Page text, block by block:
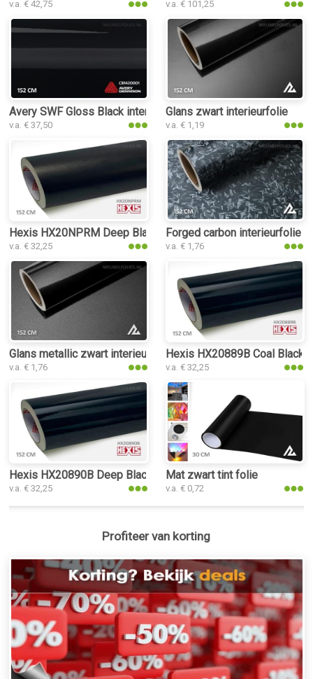
v.a. € 42,75 v.a. € 101,25
Avery SWF Gloss Black interieurfolie
v.a. € 37,50
Glans zwart interieurfolie
v.a. € 1,19
Hexis HX20NPRM Deep Black Matt interieurfolie
v.a. € 32,25
Forged carbon interieurfolie
v.a. € 1,76
Glans metallic zwart interieurfolie
v.a. € 1,76
Hexis HX20889B Coal Black
v.a. € 32,25
Hexis HX20890B Deep Black Gloss interieurfolie
v.a. € 32,25
Mat zwart tint folie
v.a. € 0,72
Profiteer van korting